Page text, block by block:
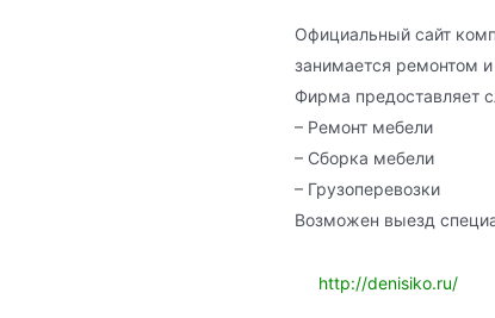
Официальный сайт
занимается ремонтом
Фирма предоставляет
– Ремонт мебели
– Сборка мебели
– Грузоперевозки
Возможен выезд
http://denisiko.ru/